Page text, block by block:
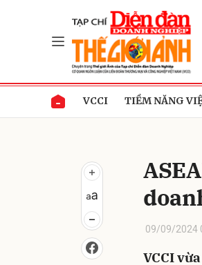
VCCI TIỀM NĂNG
09/09/2024
VCCI